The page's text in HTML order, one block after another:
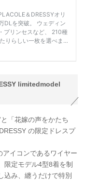
limitedmodel
「花嫁の声をかたち
の限定ドレスプ
イコンであるワイヤー
限定モデル4型8着を制
込み、纏うだけで特別